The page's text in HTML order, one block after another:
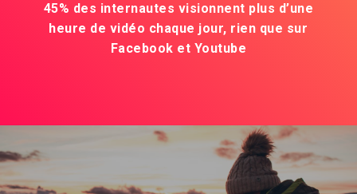
45% des internautes visionnent plus d’une
heure de vidéo chaque jour, rien que sur
Facebook et Youtube